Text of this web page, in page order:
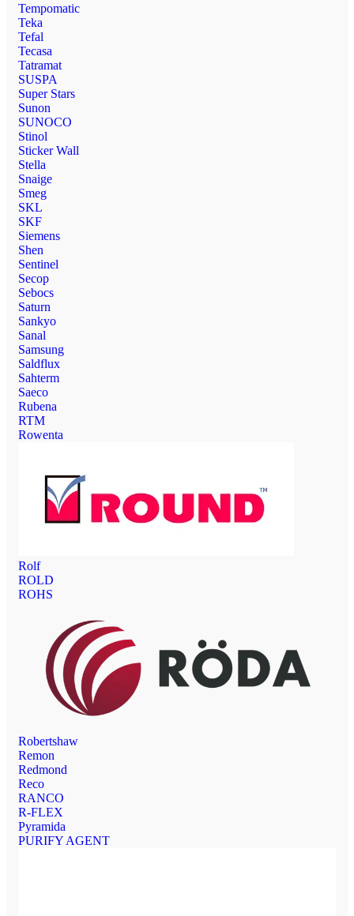
Tempomatic
Teka
Tefal
Tecasa
Tatramat
SUSPA
Super Stars
Sunon
SUNOCO
Stinol
Sticker Wall
Stella
Snaige
Smeg
SKL
SKF
Siemens
Shen
Sentinel
Secop
Sebocs
Saturn
Sankyo
Sanal
Samsung
Saldflux
Sahterm
Saeco
Rubena
RTM
Rowenta
Rolf
ROLD
ROHS
Robertshaw
Remon
Redmond
Reco
RANCO
R-FLEX
Pyramida
PURIFY AGENT